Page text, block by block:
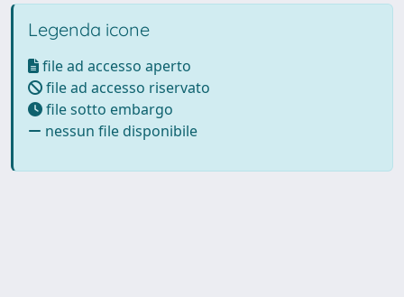
Legenda icone
file ad accesso aperto
file ad accesso riservato
file sotto embargo
nessun file disponibile